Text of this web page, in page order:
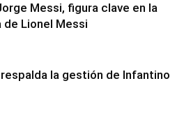
Messi, figura clave en la
de Lionel Messi
respalda la gestión de Infantino